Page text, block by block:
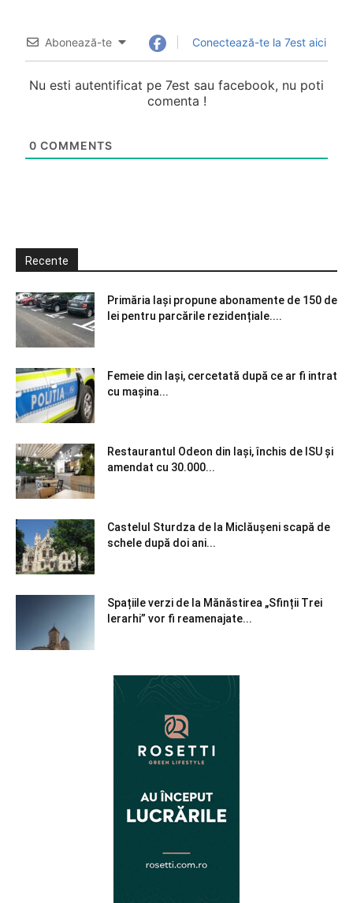
Abonează-te Conectează-te la 7est aici
Nu esti autentificat pe 7est sau facebook, nu poti
comenta !
0 COMMENTS
Recente
Primăria Iași propune abonamente de 150 de
lei pentru parcările rezidențiale....
Femeie din Iași, cercetată după ce ar fi intrat
cu mașina...
Restaurantul Odeon din Iași, închis de ISU și
amendat cu 30.000...
Castelul Sturdza de la Miclăușeni scapă de
schele după doi ani...
Spațiile verzi de la Mănăstirea „Sfinții Trei
Ierarhi” vor fi reamenajate...